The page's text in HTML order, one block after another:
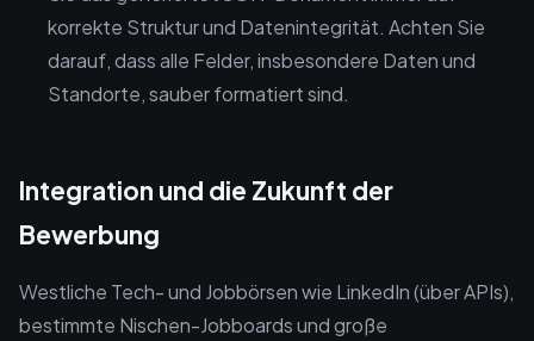
korrekte Struktur und Datenintegrität. Achten Sie
darauf, dass alle Felder, insbesondere Daten und
Standorte, sauber formatiert sind.
Integration und die Zukunft der
Bewerbung
Westliche Tech- und Jobbörsen wie LinkedIn (über APIs),
bestimmte Nischen-Jobboards und große